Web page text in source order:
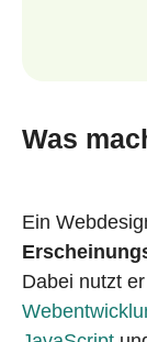
Was
Ein
Dabei nutzt